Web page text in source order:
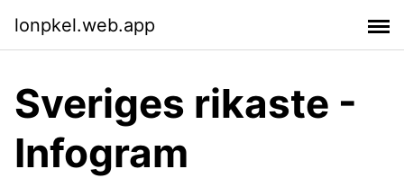
lonpkel.web.app
Sveriges rikaste -
Infogram